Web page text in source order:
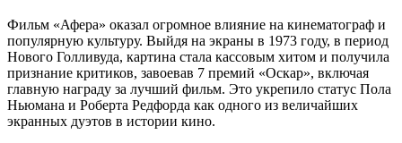
Фильм «Афера» оказал огромное влияние на кинематограф и
популярную культуру. Выйдя на экраны в 1973 году, в период
Нового Голливуда, картина стала кассовым хитом и получила
признание критиков, завоевав 7 премий «Оскар», включая
главную награду за лучший фильм. Это укрепило статус Пола
Ньюмана и Роберта Редфорда как одного из величайших
экранных дуэтов в истории кино.